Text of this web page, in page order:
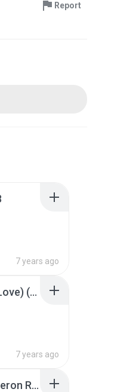
Report
7 years ago
Excision & Illenium – Gold (Stupid Love) (feat. Shallows).mp3
7 years ago
Vicetone – Walk Thru Fire (feat. Meron Ryan).mp3